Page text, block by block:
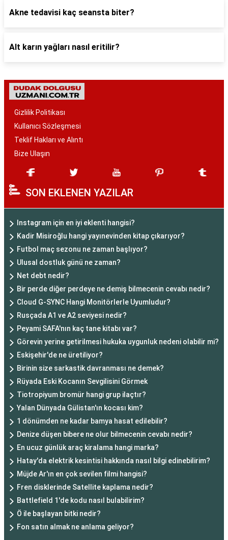
Akne tedavisi kaç seansta biter?
Alt karın yağları nasıl eritilir?
Gizlilik Politikası
Kullanıcı Sözleşmesi
Teklif Hakları ve Alıntı
Bize Ulaşın
SON EKLENEN YAZILAR
Instagram için en iyi eklenti hangisi?
Kadir Misiroğlu hangi yayınevinden kitap çıkarıyor?
Futbol maç sezonu ne zaman başlıyor?
Ulusal dostluk günü ne zaman?
Net debt nedir?
Bir perde diğer perdeye ne demiş bilmecenin cevabı nedir?
Cloud G-SYNC Hangi Monitörlerle Uyumludur?
Rusçada A1 ve A2 seviyesi nedir?
Peyami SAFA'nın kaç tane kitabı var?
Görevin yerine getirilmesi hukuka uygunluk nedeni olabilir mi?
Eskişehir'de ne üretiliyor?
Birinin size sarkastik davranması ne demek?
Rüyada Eski Kocanın Sevgilisini Görmek
Tiotropiyum bromür hangi grup ilaçtır?
Yalan Dünyada Gülistan'ın kocası kim?
1 dönümden ne kadar bamya hasat edilebilir?
Denize düşen bibere ne olur bilmecenin cevabı nedir?
En ucuz günlük araç kiralama hangi marka?
Hatay'da elektrik kesintisi hakkında nasıl bilgi edinebilirim?
Müjde Ar'ın en çok sevilen filmi hangisi?
Fren disklerinde Satellite kaplama nedir?
Battlefield 1'de kodu nasıl bulabilirim?
Ö ile başlayan bitki nedir?
Fon satın almak ne anlama geliyor?